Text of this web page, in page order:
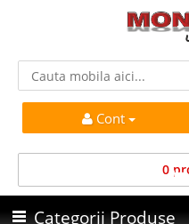
Cont
0
Categorii Produse